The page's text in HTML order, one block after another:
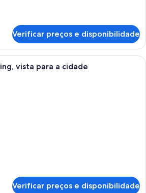
Verificar preços e disponibilidade
Quarto de hotel com uma cama
vista para a cidade
Verificar preços e disponibilidade